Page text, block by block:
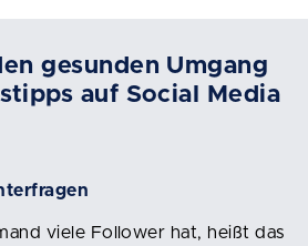
gesunden Umgang
auf Social Media
viele Follower hat, heißt das